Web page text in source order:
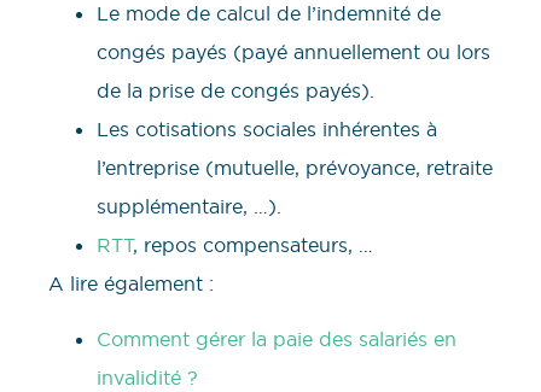
Le mode de calcul de l’indemnité de
congés payés (payé annuellement ou lors
de la prise de congés payés).
Les cotisations sociales inhérentes à
l’entreprise (mutuelle, prévoyance, retraite
supplémentaire, …).
RTT, repos compensateurs, …
A lire également :
Comment gérer la paie des salariés en
invalidité ?